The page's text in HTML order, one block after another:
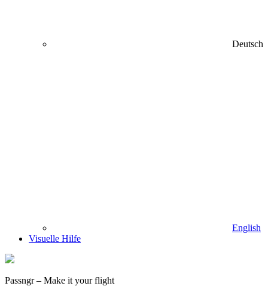
Deutsch
English
Visuelle Hilfe
Passngr – Make it your flight